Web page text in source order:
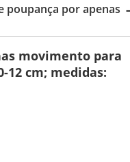
poupança por apenas
movimento para
12 cm; medidas: